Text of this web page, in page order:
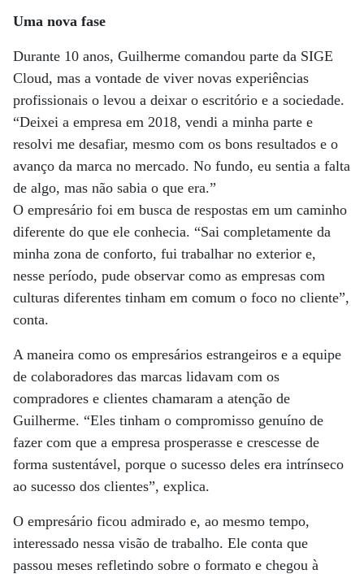
Uma nova fase
Durante 10 anos, Guilherme comandou parte da SIGE
Cloud, mas a vontade de viver novas experiências
profissionais o levou a deixar o escritório e a sociedade.
“Deixei a empresa em 2018, vendi a minha parte e
resolvi me desafiar, mesmo com os bons resultados e o
avanço da marca no mercado. No fundo, eu sentia a falta
de algo, mas não sabia o que era.”
O empresário foi em busca de respostas em um caminho
diferente do que ele conhecia. “Sai completamente da
minha zona de conforto, fui trabalhar no exterior e,
nesse período, pude observar como as empresas com
culturas diferentes tinham em comum o foco no cliente”,
conta.
A maneira como os empresários estrangeiros e a equipe
de colaboradores das marcas lidavam com os
compradores e clientes chamaram a atenção de
Guilherme. “Eles tinham o compromisso genuíno de
fazer com que a empresa prosperasse e crescesse de
forma sustentável, porque o sucesso deles era intrínseco
ao sucesso dos clientes”, explica.
O empresário ficou admirado e, ao mesmo tempo,
interessado nessa visão de trabalho. Ele conta que
passou meses refletindo sobre o formato e chegou à